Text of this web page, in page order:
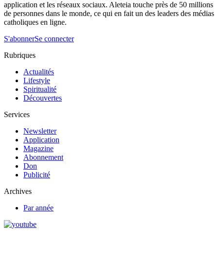
application et les réseaux sociaux. Aleteia touche près de 50 millions
de personnes dans le monde, ce qui en fait un des leaders des médias
catholiques en ligne.
S'abonnerSe connecter
Rubriques
Actualités
Lifestyle
Spiritualité
Découvertes
Services
Newsletter
Application
Magazine
Abonnement
Don
Publicité
Archives
Par année